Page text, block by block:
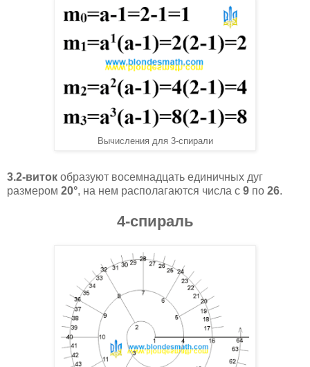
Вычисления для 3-спирали
3.2-виток образуют восемнадцать единичных дуг
размером 20°, на нем располагаются числа с 9 по 26.
4-спираль